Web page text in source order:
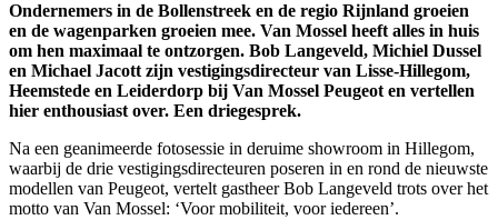
Ondernemers in de Bollenstreek en de regio Rijnland groeien
en de wagenparken groeien mee. Van Mossel heeft alles in huis
om hen maximaal te ontzorgen. Bob Langeveld, Michiel Dussel
en Michael Jacott zijn vestigingsdirecteur van Lisse-Hillegom,
Heemstede en Leiderdorp bij Van Mossel Peugeot en vertellen
hier enthousiast over. Een driegesprek.
Na een geanimeerde fotosessie in deruime showroom in Hillegom,
waarbij de drie vestigingsdirecteuren poseren in en rond de nieuwste
modellen van Peugeot, vertelt gastheer Bob Langeveld trots over het
motto van Van Mossel: ‘Voor mobiliteit, voor iedereen’.